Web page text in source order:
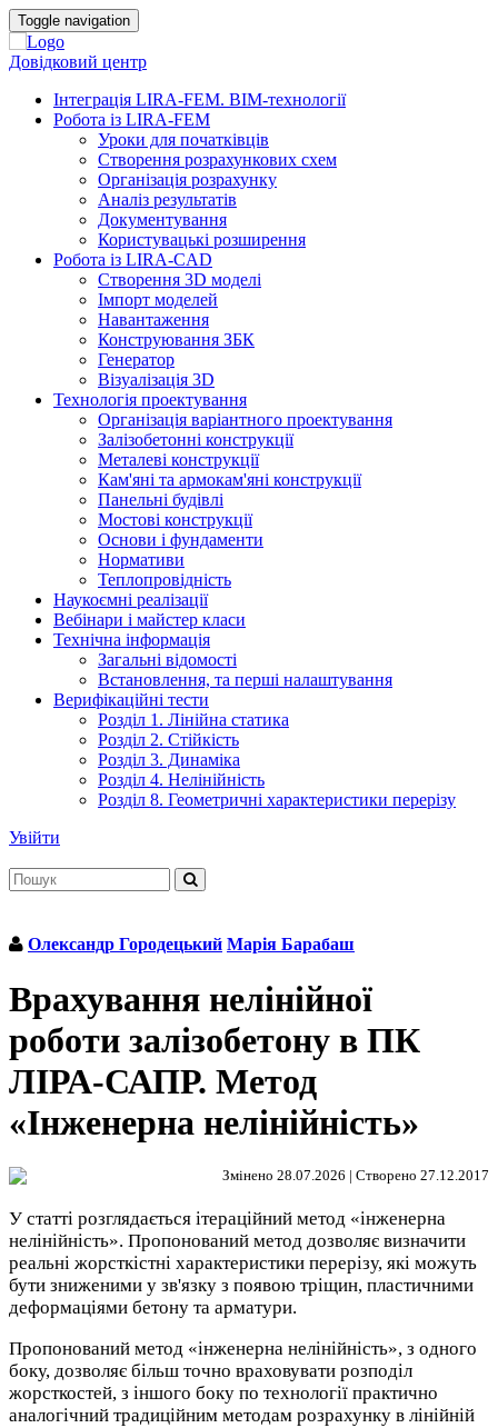
Toggle navigation
Довідковий центр
Інтеграція LIRA-FEM. BIM-технології
Робота із LIRA-FEM
Уроки для початківців
Створення розрахункових схем
Організація розрахунку
Аналіз результатів
Документування
Користувацькі розширення
Робота із LIRA-CAD
Створення 3D моделі
Імпорт моделей
Навантаження
Конструювання ЗБК
Генератор
Візуалізація 3D
Технологія проектування
Організація варіантного проектування
Залізобетонні конструкції
Металеві конструкції
Кам'яні та армокам'яні конструкції
Панельні будівлі
Мостові конструкції
Основи і фундаменти
Нормативи
Теплопровідність
Наукоємні реалізації
Вебінари і майстер класи
Технічна інформація
Загальні відомості
Встановлення, та перші налаштування
Верифікаційні тести
Розділ 1. Лінійна статика
Розділ 2. Стійкість
Розділ 3. Динаміка
Розділ 4. Нелінійність
Розділ 8. Геометричні характеристики перерізу
Увійти
Олександр Городецький Марія Барабаш
Врахування нелінійної
роботи залізобетону в ПК
ЛІРА-САПР. Метод
«Інженерна нелінійність»
Змінено 28.07.2026 | Створено 27.12.2017
У статті розглядається ітераційний метод «інженерна
нелінійність». Пропонований метод дозволяє визначити
реальні жорсткістні характеристики перерізу, які можуть
бути зниженими у зв'язку з появою тріщин, пластичними
деформаціями бетону та арматури.
Пропонований метод «інженерна нелінійність», з одного
боку, дозволяє більш точно враховувати розподіл
жорсткостей, з іншого боку по технології практично
аналогічний традиційним методам розрахунку в лінійній